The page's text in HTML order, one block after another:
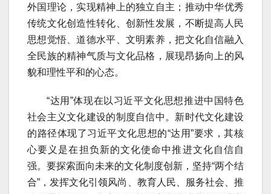
外国理论，实现精神上的独立自主；推动中华优秀
传统文化创造性转化、创新性发展，不断提高人民
思想觉悟、道德水平、文明素养，把文化自信融入
全民族的精神气质与文化品格，展现昂扬向上的风
貌和理性平和的心态。
“达用”体现在以习近平文化思想推进中国特色
社会主义文化建设的制度自信中。新时代文化建设
的路径体现了习近平文化思想的“达用”要求，其核
心要义是在担负新的文化使命中推进文化自信自
强。要探索面向未来的文化制度创新，坚持“两个结
合”，发挥文化引领风尚、教育人民、服务社会、推